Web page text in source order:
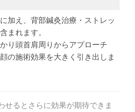
加え、背部鍼灸治療・ストレッ
まれます。
り頭首肩周りからアプローチ
の施術効果を大きく引き出しま
せるとさらに効果が期待できま